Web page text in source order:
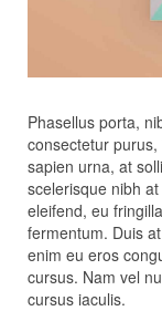
Phasellus porta,
consectetur
sapien urna, at
scelerisque nibh
eleifend, eu
fermentum. Duis
enim eu eros
cursus. Nam vel
cursus iaculis.